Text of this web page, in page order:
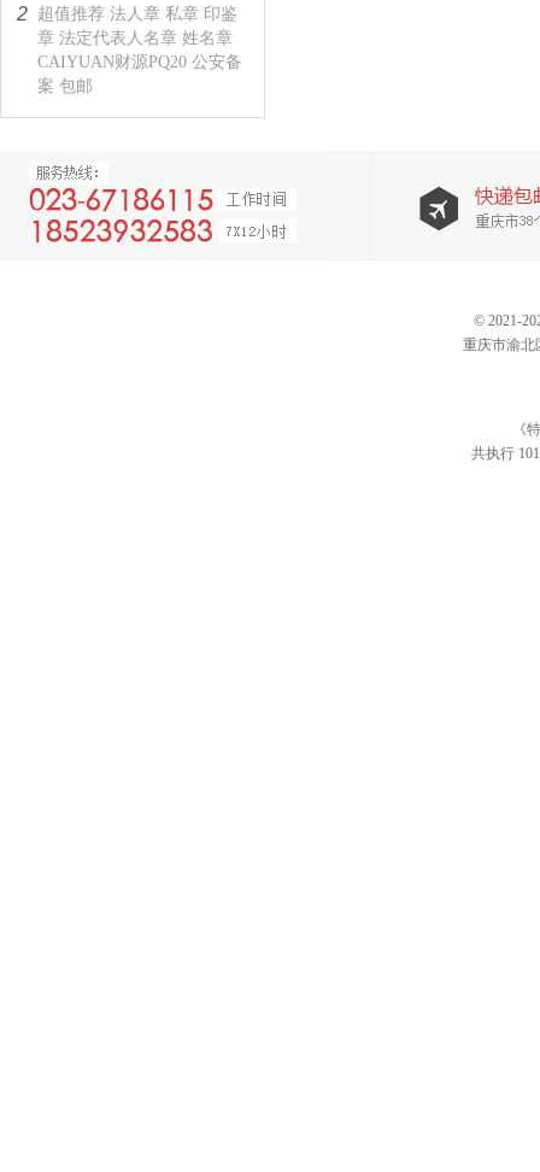
2 超值推荐 法人章 私章 印鉴
章 法定代表人名章 姓名章
CAIYUAN财源PQ20 公安备
案 包邮
© 2021-
重庆市渝北
《
共执行